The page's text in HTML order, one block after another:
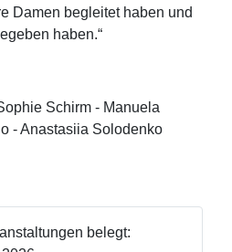
Damen begleitet haben und
haben.“
Schirm - Manuela
- Anastasiia Solodenko
belegt: